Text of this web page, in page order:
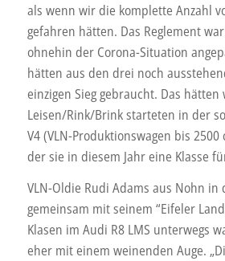
als wenn wir die komplette Anzahl
gefahren hätten. Das Reglement
ohnehin der Corona-Situation
hätten aus den drei noch
einzigen Sieg gebraucht. Das hätten
Leisen/Rink/Brink starteten in der
V4 (VLN-Produktionswagen bis
der sie in diesem Jahr eine Klasse
VLN-Oldie Rudi Adams aus Nohn in
gemeinsam mit seinem “Eifeler
Klasen im Audi R8 LMS unterwegs
eher mit einem weinenden Auge.